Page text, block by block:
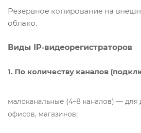
Резервное копирование на
облако.
Виды IP‑видеорегистраторов
1. По количеству каналов
малоканальные (4–8 каналов) —
офисов, магазинов;